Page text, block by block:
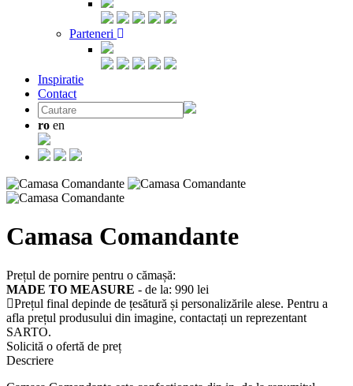
Parteneri
Inspiratie
Contact
ro en
Camasa Comandante
Prețul de pornire pentru o cămașă:
MADE TO MEASURE - de la: 990 lei
Prețul final depinde de țesătură și personalizările alese. Pentru a
afla prețul produsului din imagine, contactați un reprezentant
SARTO.
Solicită o ofertă de preț
Descriere